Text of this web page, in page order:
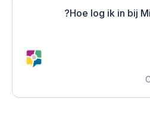
Hoe log ik in bij